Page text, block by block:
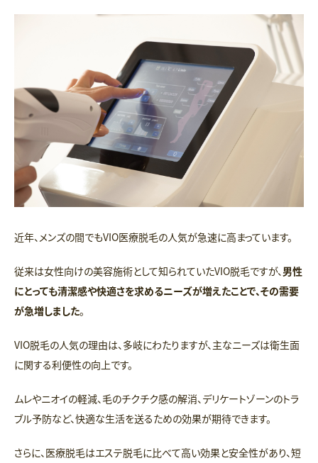
近年、メンズの間でもVIO医療脱毛の人気が急速に高まっています。
従来は女性向けの美容施術として知られていたVIO脱毛ですが、 男性
にとっても清潔感や快適さを求めるニーズが増えたことで、その需要
が急増しました。
VIO脱毛の人気の理由は、多岐にわたりますが、主なニーズは衛生面
に関する利便性の向上です。
ムレやニオイの軽減、毛のチクチク感の解消、デリケートゾーンのトラ
ブル予防など、快適な生活を送るための効果が期待できます。
さらに、医療脱毛はエステ脱毛に比べて高い効果と安全性があり、短